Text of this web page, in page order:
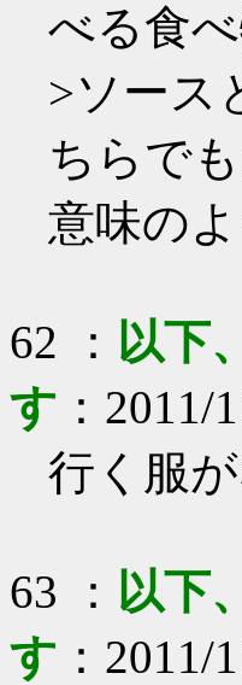
べる食
>ソース
ちらで
意味の
62 ： 以下
す ： 2011/
行く服
63 ： 以下
す ： 2011/